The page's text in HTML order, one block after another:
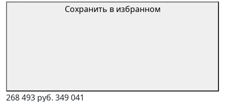
Сохранить в избранном
268 493 руб. 349 041